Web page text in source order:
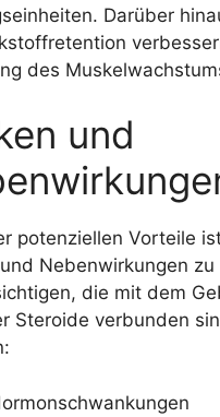
Darüber
des
und
potenziellen Vorteile
Nebenwirkungen zu
die mit dem
Steroide verbunden